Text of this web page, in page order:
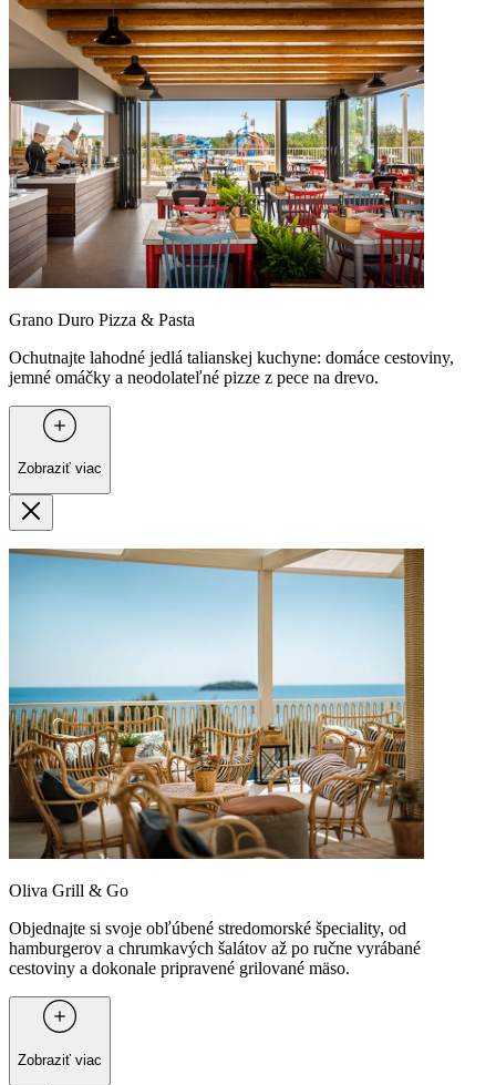
Grano Duro Pizza & Pasta
Ochutnajte lahodné jedlá talianskej kuchyne: domáce cestoviny,
jemné omáčky a neodolateľné pizze z pece na drevo.
Zobraziť viac
Oliva Grill & Go
Objednajte si svoje obľúbené stredomorské špeciality, od
hamburgerov a chrumkavých šalátov až po ručne vyrábané
cestoviny a dokonale pripravené grilované mäso.
Zobraziť viac